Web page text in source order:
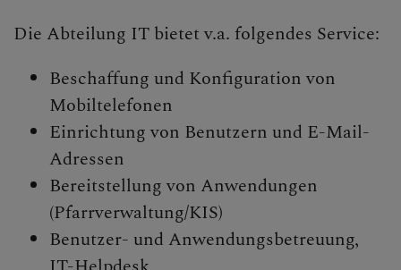
Gottesdienste
Presse
Personen
Veranstaltungen
Jobbörse
Pfarrservice
Die Abteilung IT bietet v.a. folgendes Service:
Beschaffung und Konfiguration von
Mobiltelefonen
Einrichtung von Benutzern und E-Mail-
Adressen
Bereitstellung von Anwendungen
(Pfarrverwaltung/KIS)
Benutzer- und Anwendungsbetreuung,